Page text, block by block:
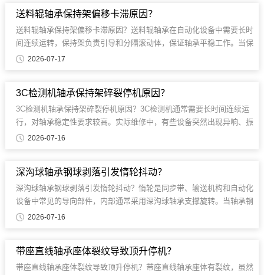
送料辊轴承保持架偏移卡滞原因？
送料辊轴承保持架偏移卡滞原因？送料辊轴承在自动化设备中需要长时
间连续运转，保持架负责引导和分隔滚动体，保证轴承平稳工作。当保
持架发生偏移或变形时......
2026-07-17
3C检测机轴承保持架碎裂停机原因？
3C检测机轴承保持架碎裂停机原因？3C检测机通常需要长时间连续运
行，对轴承稳定性要求较高。实际维修中，有些设备突然出现异响、振
动加剧甚至无法转动......
2026-07-16
深沟球轴承钢球剥落引发惰轮抖动？
深沟球轴承钢球剥落引发惰轮抖动？惰轮是同步带、输送机构和自动化
设备中常见的导向部件，内部通常采用深沟球轴承支撑旋转。当轴承钢
球表面发生剥落后......
2026-07-16
带座直线轴承座体裂纹导致顶升停机？
带座直线轴承座体裂纹导致顶升停机？带座直线轴承座体有裂纹，虽然